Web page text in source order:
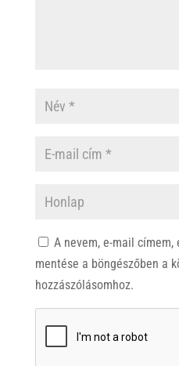
A nevem, e-mail címem,
mentése a böngészőben a
hozzászólásomhoz.